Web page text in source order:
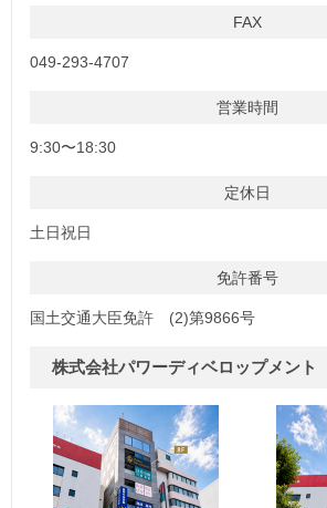
FAX
049-293-4707
営業時間
9:30〜18:30
定休日
土日祝日
免許番号
国土交通大臣免許 (2)第9866号
株式会社パワーディベロップメン